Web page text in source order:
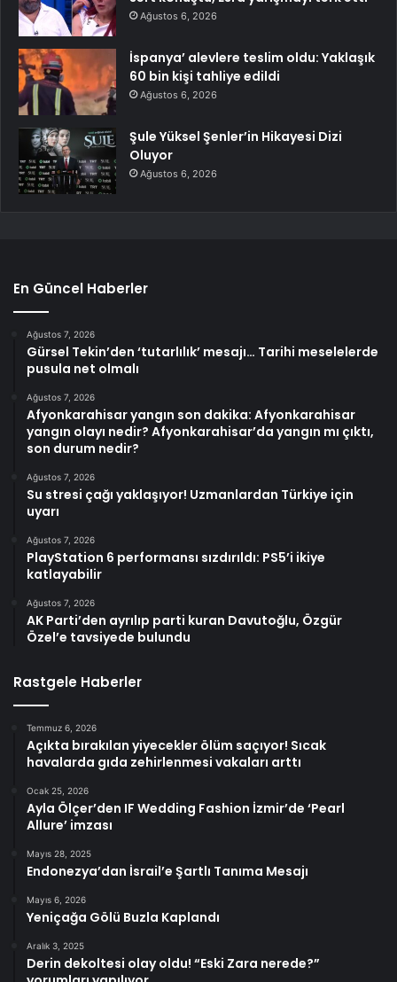
Ağustos 6, 2026
İspanya’ alevlere teslim oldu: Yaklaşık
60 bin kişi tahliye edildi
Ağustos 6, 2026
Şule Yüksel Şenler’in Hikayesi Dizi
Oluyor
Ağustos 6, 2026
En Güncel Haberler
Ağustos 7, 2026
Gürsel Tekin’den ‘tutarlılık’ mesajı… Tarihi meselelerde
pusula net olmalı
Ağustos 7, 2026
Afyonkarahisar yangın son dakika: Afyonkarahisar
yangın olayı nedir? Afyonkarahisar’da yangın mı çıktı,
son durum nedir?
Ağustos 7, 2026
Su stresi çağı yaklaşıyor! Uzmanlardan Türkiye için
uyarı
Ağustos 7, 2026
PlayStation 6 performansı sızdırıldı: PS5’i ikiye
katlayabilir
Ağustos 7, 2026
AK Parti’den ayrılıp parti kuran Davutoğlu, Özgür
Özel’e tavsiyede bulundu
Rastgele Haberler
Temmuz 6, 2026
Açıkta bırakılan yiyecekler ölüm saçıyor! Sıcak
havalarda gıda zehirlenmesi vakaları arttı
Ocak 25, 2026
Ayla Ölçer’den IF Wedding Fashion İzmir’de ‘Pearl
Allure’ imzası
Mayıs 28, 2025
Endonezya’dan İsrail’e Şartlı Tanıma Mesajı
Mayıs 6, 2026
Yeniçağa Gölü Buzla Kaplandı
Aralık 3, 2025
Derin dekoltesi olay oldu! “Eski Zara nerede?”